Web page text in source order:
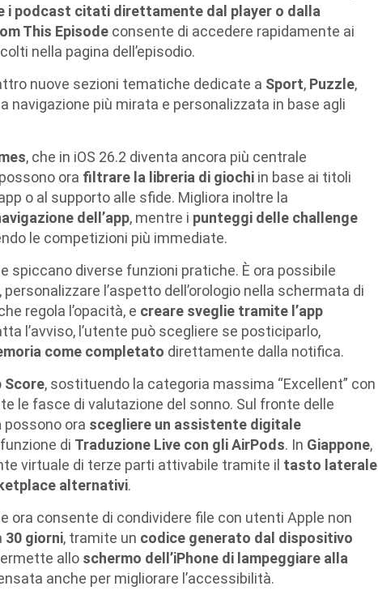
i podcast citati direttamente dal player o dalla
This Episode consente di accedere rapidamente ai
nella pagina dell’episodio.
nuove sezioni tematiche dedicate a Sport, Puzzle,
navigazione più mirata e personalizzata in base agli
, che in iOS 26.2 diventa ancora più centrale
ora filtrare la libreria di giochi in base ai titoli
o al supporto alle sfide. Migliora inoltre la
dell’app, mentre i punteggi delle challenge
le competizioni più immediate.
spiccano diverse funzioni pratiche. È ora possibile
, personalizzare l’aspetto dell’orologio nella schermata di
regola l’opacità, e creare sveglie tramite l’app
l’avviso, l’utente può scegliere se posticiparlo,
come completato direttamente dalla notifica.
Score, sostituendo la categoria massima “Excellent” con
le fasce di valutazione del sonno. Sul fronte delle
possono ora scegliere un assistente digitale
di Traduzione Live con gli AirPods. In Giappone,
virtuale di terze parti attivabile tramite il tasto laterale
alternativi.
ora consente di condividere file con utenti Apple non
30 giorni, tramite un codice generato dal dispositivo
allo schermo dell’iPhone di lampeggiare alla
anche per migliorare l’accessibilità.